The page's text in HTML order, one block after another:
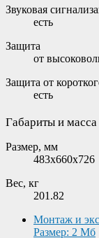
Звуковая
есть
Защита
от
Защита от
есть
Габариты и масса
Размер, мм
483x660x726
Вес, кг
201.82
Монтаж и
Размер: 2 Мб